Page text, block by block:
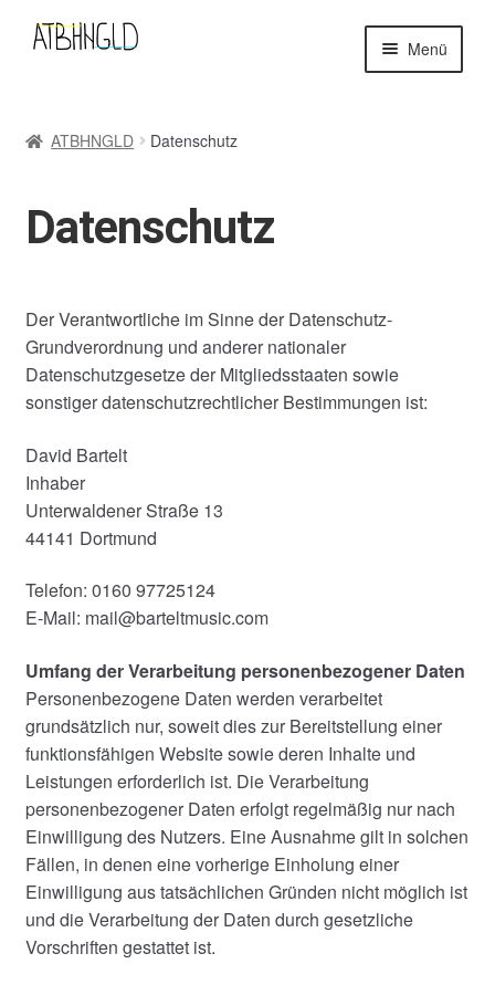
Navigation
Inhalt
Menü
AGB
Datenschutz
Impressum
Label
Mein Konto
ATBHNGLD Datenschutz
Datenschutz
Der Verantwortliche im Sinne der Datenschutz-
Grundverordnung und anderer nationaler
Datenschutzgesetze der Mitgliedsstaaten sowie
sonstiger datenschutzrechtlicher Bestimmungen ist:
David Bartelt
Inhaber
Unterwaldener Straße 13
44141 Dortmund
Telefon: 0160 97725124
E-Mail: mail@barteltmusic.com
Umfang der Verarbeitung personenbezogener Daten
Personenbezogene Daten werden verarbeitet
grundsätzlich nur, soweit dies zur Bereitstellung einer
funktionsfähigen Website sowie deren Inhalte und
Leistungen erforderlich ist. Die Verarbeitung
personenbezogener Daten erfolgt regelmäßig nur nach
Einwilligung des Nutzers. Eine Ausnahme gilt in solchen
Fällen, in denen eine vorherige Einholung einer
Einwilligung aus tatsächlichen Gründen nicht möglich ist
und die Verarbeitung der Daten durch gesetzliche
Vorschriften gestattet ist.